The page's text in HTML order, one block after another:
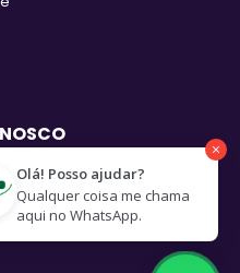
Olá! Posso ajudar?
Qualquer coisa me chama
aqui no WhatsApp.